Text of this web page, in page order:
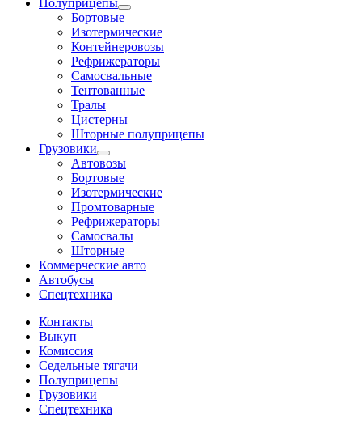
Полуприцепы
Бортовые
Изотермические
Контейнеровозы
Рефрижераторы
Самосвальные
Тентованные
Тралы
Цистерны
Шторные полуприцепы
Грузовики
Автовозы
Бортовые
Изотермические
Промтоварные
Рефрижераторы
Самосвалы
Шторные
Коммерческие авто
Автобусы
Спецтехника
Контакты
Выкуп
Комиссия
Седельные тягачи
Полуприцепы
Грузовики
Спецтехника